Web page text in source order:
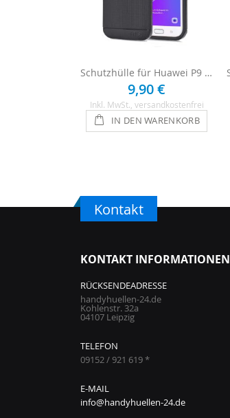
Schutzhülle für Huawei P9 - Schwarz
9,90 €
Inkl. MwSt. , versandkostenfrei
IN DEN WARENKORB
Kontakt
KONTAKT INFORMATIONEN
RÜCKSENDEADRESSE
handyhuellen-24.de
Kohlenstr. 32a
04107 Leipzig
TELEFON
09152 / 921 619 *
E-MAIL
info@handyhuellen-24.de